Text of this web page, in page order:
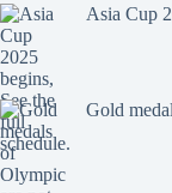
Asia Cup
Gold